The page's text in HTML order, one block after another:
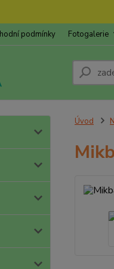
podmínky Fotogalerie
Úvod